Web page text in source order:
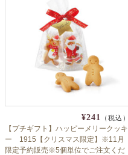
お問合せ
¥241 （税込）
【プチギフト】ハッピーメリークッキ
ー 1915【クリスマス限定】※11月
限定予約販売※5個単位でご注文くだ